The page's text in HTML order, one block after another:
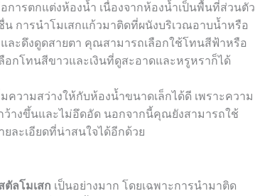
การตกแต่งห้องน้ำ เนื่องจากห้องน้ำเป็นพื้นที่ส่วนตัว
การนำโมเสกแก้วมาติดที่ผนังบริเวณอาบน้ำหรือ
ละดึงดูดสายตา คุณสามารถเลือกใช้โทนสีฟ้าหรือ
อกโทนสีขาวและเงินที่ดูสะอาดและหรูหราก็ได้
มความสว่างให้กับห้องน้ำขนาดเล็กได้ดี เพราะความ
างขึ้นและไม่อึดอัด นอกจากนี้คุณยังสามารถใช้
ละเอียดที่น่าสนใจได้อีกด้วย
ตัลโมเสก เป็นอย่างมาก โดยเฉพาะการนำมาติด